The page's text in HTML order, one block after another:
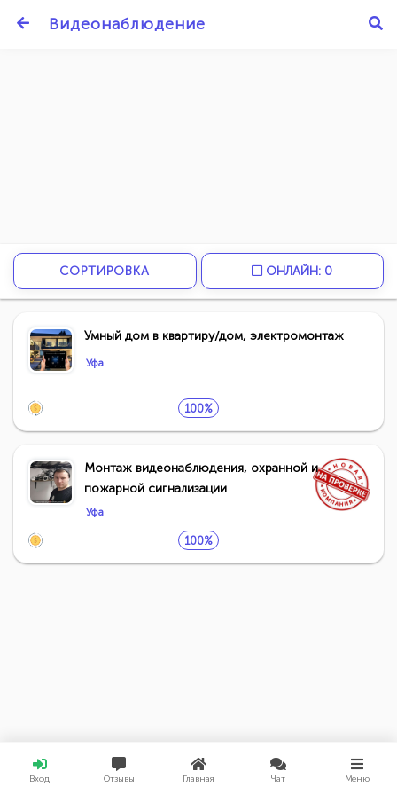
Видеонаблюдение
Вход Отзывы Главная Чат Меню
СОРТИРОВКА ОНЛАЙН: 0
Умный дом в квартиру/дом, электромонтаж
Уфа
100%
Монтаж видеонаблюдения, охранной и
пожарной сигнализации
Уфа
100%